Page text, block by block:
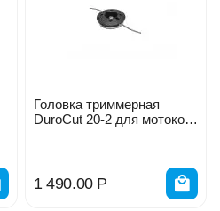
Головка триммерная
DuroCut 20-2 для мотокос
1 490.00 Р